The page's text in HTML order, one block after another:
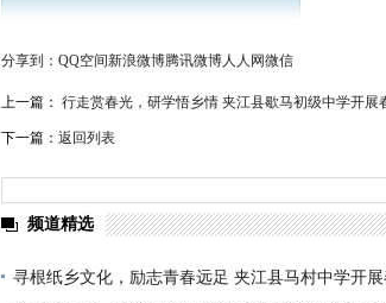
分享到： QQ空间新浪微博腾讯微博人人网微信
上一篇： 行走赏春光，研学悟乡情 夹江县歇马初级中学开展
下一篇： 返回列表
频道精选
寻根纸乡文化，励志青春远足 夹江县马村中学开